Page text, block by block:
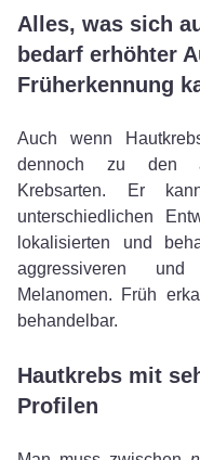
Alles, was sich
bedarf erhöhter
Früherkennung
Auch wenn
dennoch zu den
Krebsarten. Er
unterschiedlichen
lokalisierten und
aggressiveren und
Melanomen. Früh
behandelbar.
Hautkrebs mit
Profilen